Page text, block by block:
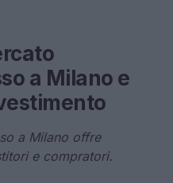
a Milano e
a Milano offre
e compratori.